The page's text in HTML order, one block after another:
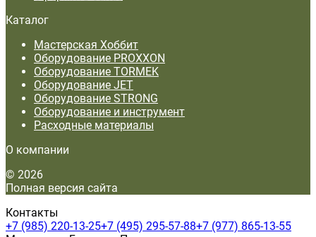
Каталог
Мастерская Хоббит
Оборудование PROXXON
Оборудование TORMEK
Оборудование JET
Оборудование STRONG
Оборудование и инструмент
Расходные материалы
О компании
© 2026
Полная версия сайта
Контакты
+7 (985) 220-13-25+7 (495) 295-57-88+7 (977) 865-13-55